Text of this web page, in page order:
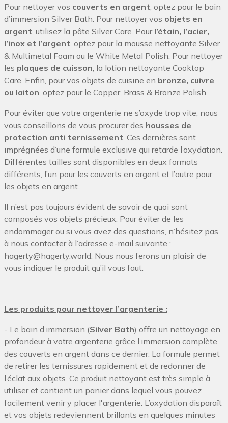
Pour nettoyer vos couverts en argent , optez pour le bain
d’immersion Silver Bath. Pour nettoyer vos objets en
argent , utilisez la pâte Silver Care. Pour l’étain, l’acier,
l’inox et l’argent , optez pour la mousse nettoyante Silver
& Multimetal Foam ou le White Metal Polish. Pour nettoyer
les plaques de cuisson , la lotion nettoyante Cooktop
Care. Enfin, pour vos objets de cuisine en bronze, cuivre
ou laiton , optez pour le Copper, Brass & Bronze Polish.
Pour éviter que votre argenterie ne s’oxyde trop vite, nous
vous conseillons de vous procurer des housses de
protection anti ternissement . Ces dernières sont
imprégnées d’une formule exclusive qui retarde l’oxydation.
Différentes tailles sont disponibles en deux formats
différents, l’un pour les couverts en argent et l’autre pour
les objets en argent.
Il n’est pas toujours évident de savoir de quoi sont
composés vos objets précieux. Pour éviter de les
endommager ou si vous avez des questions, n’hésitez pas
à nous contacter à l’adresse e-mail suivante :
hagerty@hagerty.world. Nous nous ferons un plaisir de
vous indiquer le produit qu’il vous faut.
Les produits pour nettoyer l’argenterie :
- Le bain d’immersion (Silver Bath) offre un nettoyage en
profondeur à votre argenterie grâce l’immersion complète
des couverts en argent dans ce dernier. La formule permet
de retirer les ternissures rapidement et de redonner de
l’éclat aux objets. Ce produit nettoyant est très simple à
utiliser et contient un panier dans lequel vous pouvez
facilement venir y placer l'argenterie. L’oxydation disparaît
et vos objets redeviennent brillants en quelques minutes